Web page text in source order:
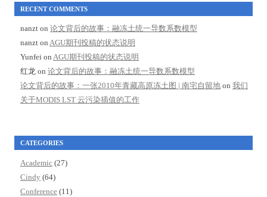
RECENT COMMENTS
nanzt on 论文背后的故事：融冻土统一导数系数模型
nanzt on AGU期刊投稿的状态说明
Yunfei on AGU期刊投稿的状态说明
红龙 on 论文背后的故事：融冻土统一导数系数模型
论文背后的故事：一张2010年青藏高原冻土图 | 南宅自留地 on 我们
关于MODIS LST 云污染插值的工作
CATEGORIES
Academic (27)
Cindy (64)
Conference (11)